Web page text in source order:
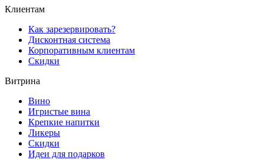
Клиентам
Как зарезервировать?
Дисконтная система
Корпоративным клиентам
Скидки
Витрина
Вино
Игристые вина
Крепкие напитки
Ликеры
Скидки
Идеи для подарков